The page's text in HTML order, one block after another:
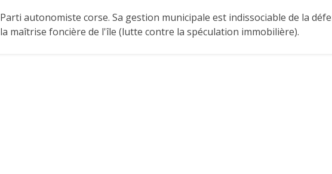
Parti autonomiste corse. Sa gestion municipale est indissociable de la
la maîtrise foncière de l'île (lutte contre la spéculation immobilière).